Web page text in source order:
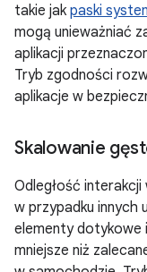
takie jak paski
mogą unieważniać
aplikacji
Tryb zgodności
aplikacje w
Skalowanie
Odległość
w przypadku innych
elementy dotykowe
mniejsze niż